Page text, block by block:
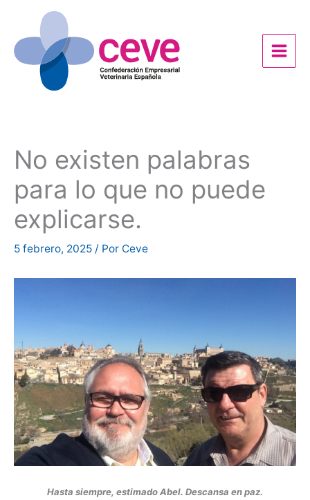
contenido
No existen palabras
para lo que no puede
explicarse.
5 febrero, 2025 / Por Ceve
Hasta siempre, estimado Abel. Descansa en paz.